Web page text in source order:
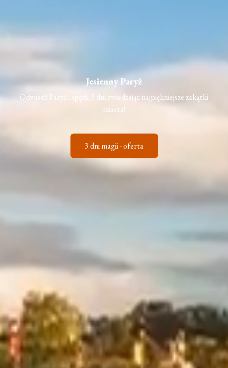
Jesienny Paryż
Odwiedź Paryż i spędź 3 dni zwiedzając najpiękniejsze zakątki
miasta!
3 dni magii - oferta